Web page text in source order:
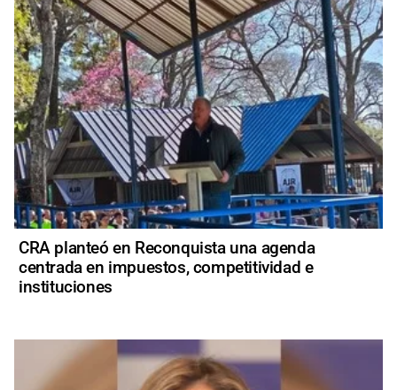
CRA planteó en Reconquista una agenda
centrada en impuestos, competitividad e
instituciones